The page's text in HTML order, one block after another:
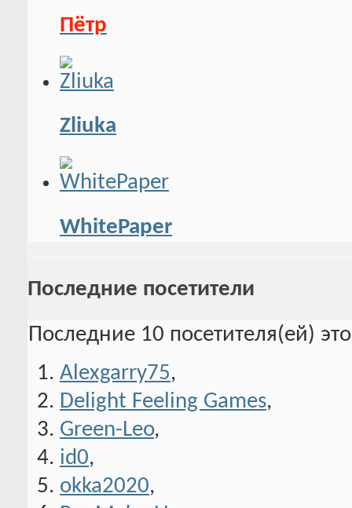
Пётр
Zliuka
WhitePaper
Последние посетители
Последние 10 посетителя(ей)
Alexgarry75,
Delight Feeling Games,
Green-Leo,
id0,
okka2020,